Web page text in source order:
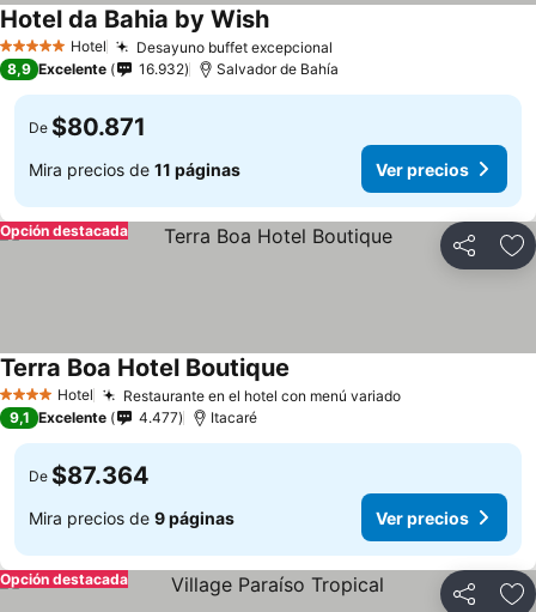
5 Estrellas Hotel Desayuno buffet excepcional
Hotel da Bahia by Wish
8,9 Excelente 16.932 Salvador de Bahía
De $80.871
Mira precios de 11 páginas Ver precios
Compartir
Opción destacada
4 EstrellasHotel Restaurante en el hotel con menú variado
Terra Boa Hotel Boutique
9,1 Excelente 4.477 Itacaré
De $87.364
Mira precios de 9 páginas Ver precios
Compartir
Opción destacada